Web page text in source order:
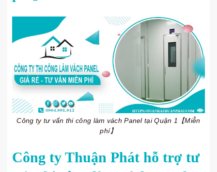
Công ty tư vấn thi công làm vách Panel tại Quận 1【Miễn
phí】
Công ty Thuận Phát hỗ trợ tư